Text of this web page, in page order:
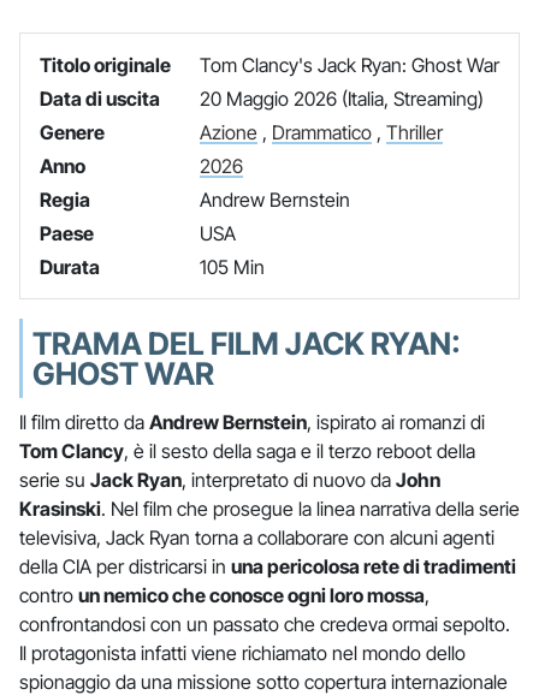
Titolo originale
Tom Clancy's Jack Ryan: Ghost War
Data di uscita
20 Maggio 2026 (Italia, Streaming)
Genere
Azione, Drammatico, Thriller
Anno
2026
Regia
Andrew Bernstein
Paese
USA
Durata
105 Min
TRAMA DEL FILM JACK RYAN:
GHOST WAR
Il film diretto da Andrew Bernstein, ispirato ai romanzi di
Tom Clancy, è il sesto della saga e il terzo reboot della
serie su Jack Ryan, interpretato di nuovo da John
Krasinski. Nel film che prosegue la linea narrativa della serie
televisiva, Jack Ryan torna a collaborare con alcuni agenti
della CIA per districarsi in una pericolosa rete di tradimenti
contro un nemico che conosce ogni loro mossa,
confrontandosi con un passato che credeva ormai sepolto.
Il protagonista infatti viene richiamato nel mondo dello
spionaggio da una missione sotto copertura internazionale